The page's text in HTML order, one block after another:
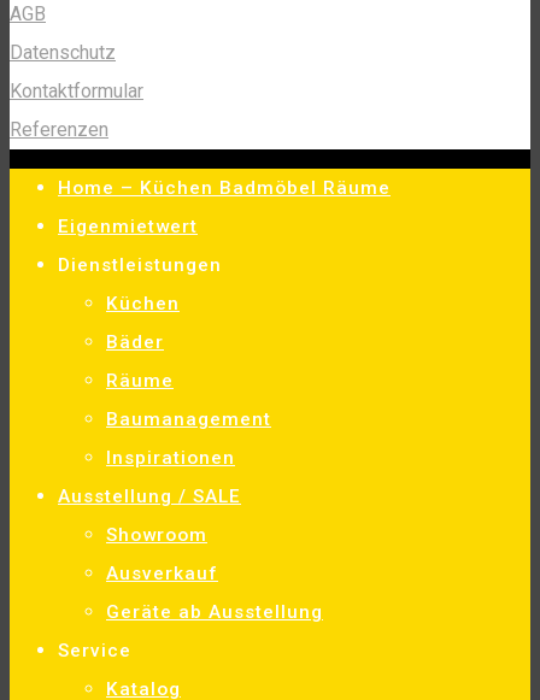
AGB
Datenschutz
Kontaktformular
Referenzen
Home – Küchen Badmöbel Räume
Eigenmietwert
Dienstleistungen
Küchen
Bäder
Räume
Baumanagement
Inspirationen
Ausstellung / SALE
Showroom
Ausverkauf
Geräte ab Ausstellung
Service
Katalog